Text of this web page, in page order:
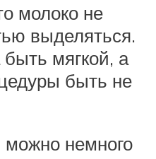
молоко не
выделяться.
мягкой, а
быть не
можно немного